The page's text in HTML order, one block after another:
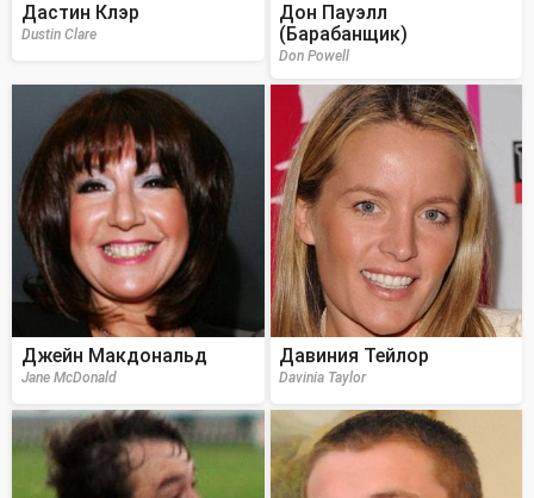
Дастин Клэр
Dustin Clare
Дон Пауэлл
(Барабанщик)
Don Powell
Джейн Макдональд
Jane McDonald
Давиния Тейлор
Davinia Taylor